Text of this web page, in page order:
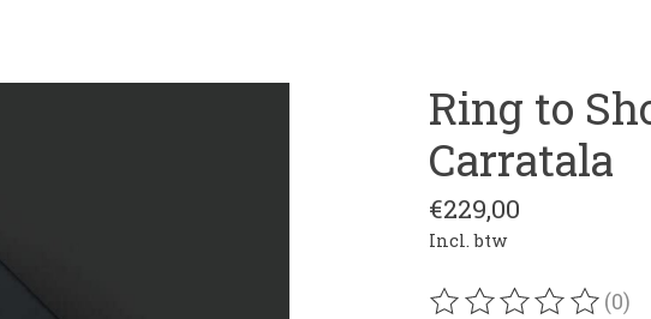
Ring to
Carratala
€229,00
Incl. btw
(0)